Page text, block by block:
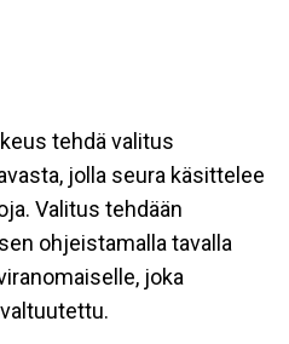
tehdä valitus
jolla seura käsittelee
Valitus tehdään
ohjeistamalla tavalla
joka